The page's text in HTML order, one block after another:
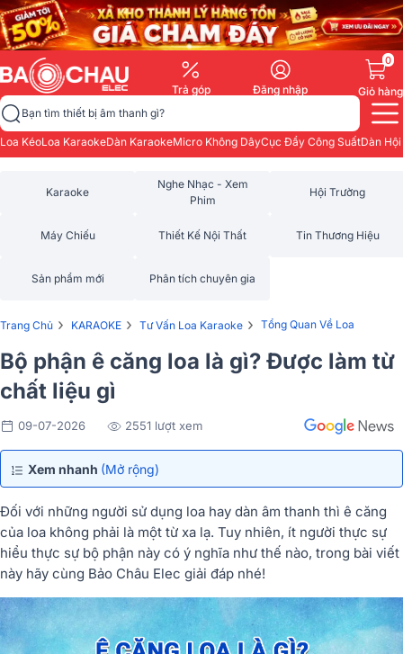
Trả góp Đăng nhập
0
Giỏ hàng
Bạn tìm thiết bị âm thanh gì?
Loa KéoLoa KaraokeDàn KaraokeMicro Không DâyCục Đẩy Công SuấtDàn
Karaoke
Nghe Nhạc - Xem
Phim
Hội Trường
Máy Chiếu Thiết Kế Nội Thất Tin Thương Hiệu
Sản phẩm mới Phân tích chuyên gia
Trang Chủ › KARAOKE › Tư Vấn Loa Karaoke › Tổng Quan Về Loa
Bộ phận ê căng loa là gì? Được làm từ
chất liệu gì
09-07-2026 2551 lượt xem
Xem nhanh (Mở rộng)
Đối với những người sử dụng loa hay dàn âm thanh thì ê căng
của loa không phải là một từ xa lạ. Tuy nhiên, ít người thực sự
hiểu thực sự bộ phận này có ý nghĩa như thế nào, trong bài viết
này hãy cùng Bảo Châu Elec giải đáp nhé!